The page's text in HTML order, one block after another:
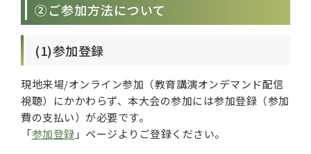
②ご参加方法について
(1)参加登録
現地来場/オンライン参加（教育講演オンデマンド配信
視聴）にかかわらず、本大会の参加には参加登録（参加
費の支払い）が必要です。
「参加登録 」ページよりご登録ください。